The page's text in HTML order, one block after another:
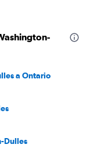
a Ontario
Dulles